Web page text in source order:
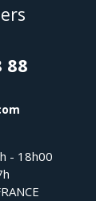
88
- 18h00